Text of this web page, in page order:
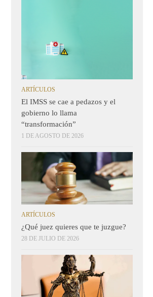
ARTÍCULOS
El IMSS se cae a pedazos y el
gobierno lo llama
“transformación”
1 DE AGOSTO DE 2026
ARTÍCULOS
¿Qué juez quieres que te juzgue?
28 DE JULIO DE 2026